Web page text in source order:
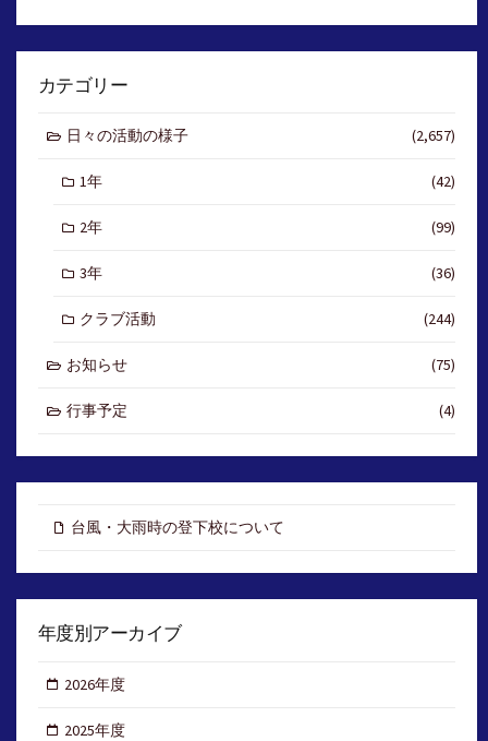
カテゴリー
日々の活動の様子 (2,657)
1年 (42)
2年 (99)
3年 (36)
クラブ活動 (244)
お知らせ (75)
行事予定 (4)
台風・大雨時の登下校について
年度別アーカイブ
2026年度
2025年度